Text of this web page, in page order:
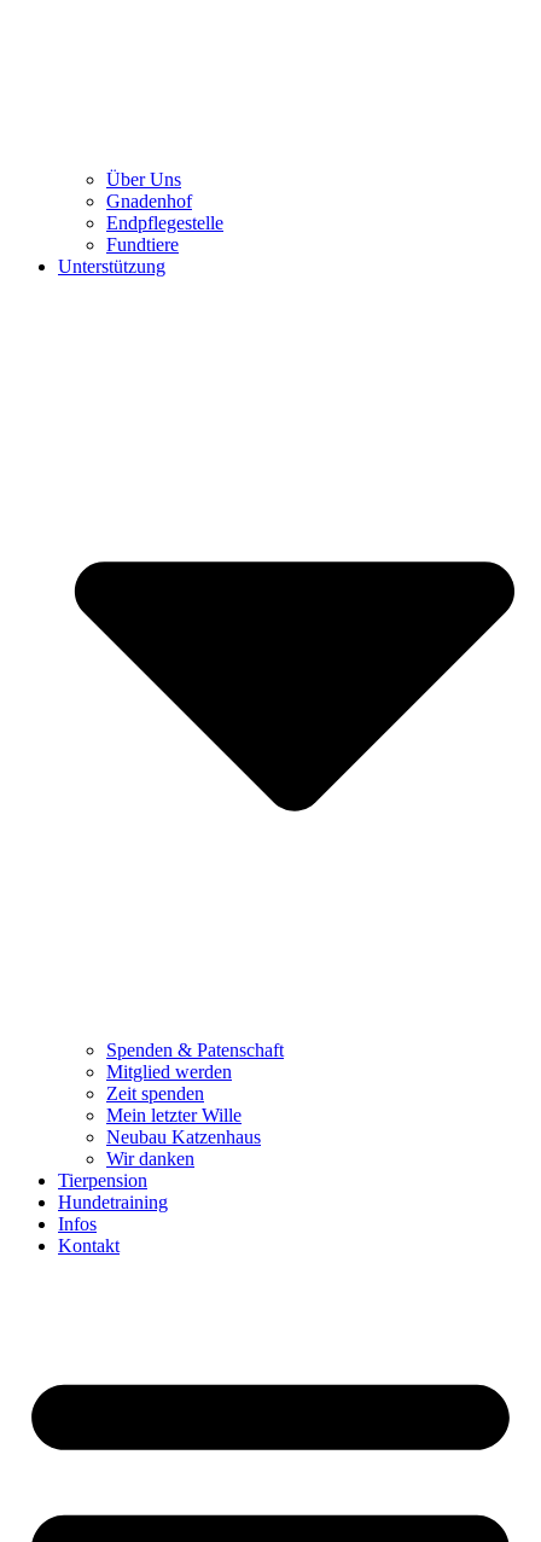
Über Uns
Gnadenhof
Endpflegestelle
Fundtiere
Unterstützung
Spenden & Patenschaft
Mitglied werden
Zeit spenden
Mein letzter Wille
Neubau Katzenhaus
Wir danken
Tierpension
Hundetraining
Infos
Kontakt